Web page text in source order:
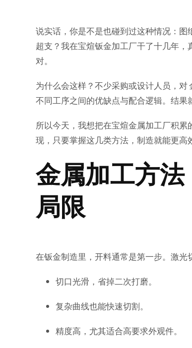
说实话，你是不是也碰到过这种情况：
超支？我在宝煊钣金加工厂干了十几年
对。
为什么会这样？不少采购或设计人员，对
不同工序之间的优缺点与配合逻辑。结
所以今天，我想把在宝煊金属加工厂积
现，只要掌握这几类方法，制造就能更高
金属加工方
局限
在钣金制造里，开料通常是第一步。激光
切口光滑，省掉二次打磨。
复杂曲线也能快速切割。
精度高，尤其适合高要求外观件。